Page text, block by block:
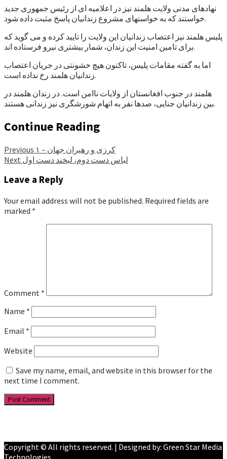
نهادهای مدنی ولایت هلمند نیز در اعلامیه ای از رئیس جمهوری جدید
خواستند که به خواستهای مشروع زندانیان پاسخ مثبت داده شود.
پلیس هلمند نیز اعتصاب زندانیان این ولایت را تایید کرده و می گوید که
برای تامین امنیت این زندان، شمار بیشتری نیرو فرستاده اند.
اما به گفته مقامات پلیس، تاکنون هیچ خشونتی در جریان اعتصاب
زندانیان هلمند رخ نداده است.
هلمند در جنوب افغانستان از ولایات ناامن است. در زندان هلمند در
بین زندانیان جنایی، صدها نفر به اتهام شورشگری نیز زندانی هستند.
Continue Reading
Previous
کرزی و رهبران جهان – ۱
Next لباس دست دوم، لبخند دست اول
Leave a Reply
Your email address will not be published. Required fields are
marked *
Comment *
Name *
Email *
Website
Save my name, email, and website in this browser for the
next time I comment.
Copyright © All rights reserved. | Designed by: Green Star Media